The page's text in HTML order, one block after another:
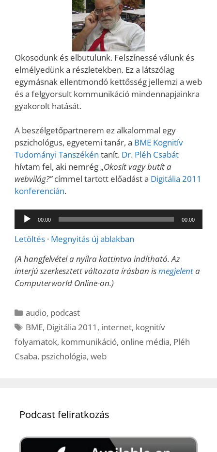
Okosodunk és elbutulunk. Felszínessé válunk és
elmélyedünk a részletekben. Ez a látszólag
egymásnak ellentmondó kettősség jellemzi a web
és a felgyorsult kommunikáció mindennapjainkra
gyakorolt hatását.
A beszélgetőpartnerem ez alkalommal egy
pszichológus, egyetemi tanár, a BME Kognitív
Tudományi Tanszékén tanít. Dr. Pléh Csabát
hívtam fel, aki nemrég „Okosít vagy butít a
webvilág?”címmel tartott előadást a Digitália 2011
konferencián.
Audió
lejátszó
00:00 00:00
Letöltés · Megnyitás új ablakban
(A hangfelvétel a nyílra kattintva indítható. Az
interjú szerkesztett változata írásban ismegjelenta
Computerworld Online-on.)
Kategória
audio, podcast
Címkék
BME, Digitália 2011 , internet, kognitív
folyamatok, kommunikáció, online média, Pléh
Csaba, pszichológia, web
Podcast feliratkozás